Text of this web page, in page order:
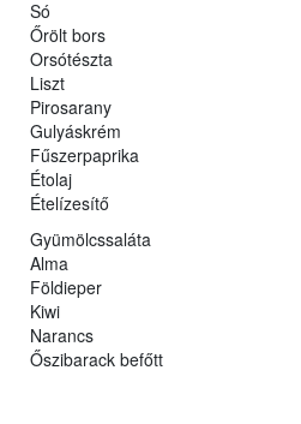
Só
Őrölt bors
Orsótészta
Liszt
Pirosarany
Gulyáskrém
Fűszerpaprika
Étolaj
Ételízesítő
Gyümölcssaláta
Alma
Földieper
Kiwi
Narancs
Őszibarack befőtt